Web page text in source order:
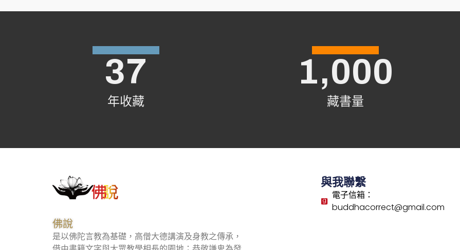
年收藏
37
藏書量
1,000
佛說
是以佛陀言教為基礎，高僧大德講演及身教之傳承，
與我聯繫
電子信箱：
buddhacorrect@gmail.com